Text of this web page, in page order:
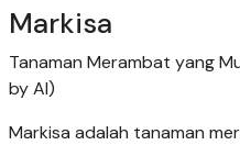
Markisa
Tanaman Merambat yang
by AI)
Markisa adalah tanaman